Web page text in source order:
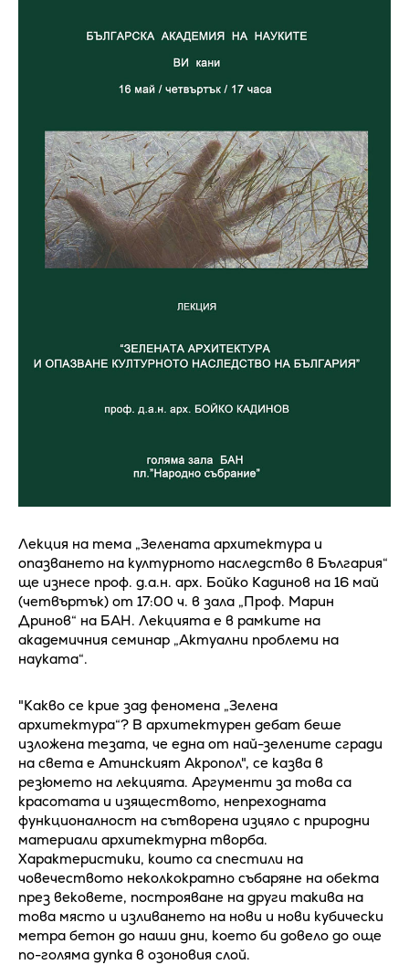
Лекция на тема „Зелената архитектура и
опазването на културното наследство в България“
ще изнесе проф. д.а.н. арх. Бойко Кадинов на 16 май
(четвъртък) от 17:00 ч. в зала „Проф. Марин
Дринов“ на БАН. Лекцията е в рамките на
академичния семинар „Актуални проблеми на
науката“.
"Какво се крие зад феномена „Зелена
архитектура“? В архитектурен дебат беше
изложена тезата, че една от най-зелените сгради
на света е Атинският Акропол", се казва в
резюмето на лекцията. Аргументи за това са
красотата и изяществото, непреходната
функционалност на сътворена изцяло с природни
материали архитектурна творба.
Характеристики, които са спестили на
човечеството неколкократно събаряне на обекта
през вековете, построяване на други такива на
това място и изливането на нови и нови кубически
метра бетон до наши дни, което би довело до още
по-голяма дупка в озоновия слой.